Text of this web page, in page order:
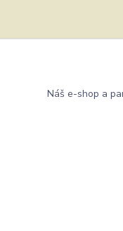
Náš e-shop a